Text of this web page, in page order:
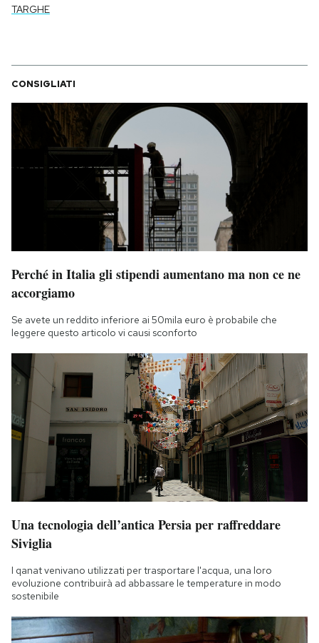
TARGHE
CONSIGLIATI
Perché in Italia gli stipendi aumentano ma non ce ne
accorgiamo
Se avete un reddito inferiore ai 50mila euro è probabile che
leggere questo articolo vi causi sconforto
Una tecnologia dell’antica Persia per raffreddare
Siviglia
I qanat venivano utilizzati per trasportare l'acqua, una loro
evoluzione contribuirà ad abbassare le temperature in modo
sostenibile